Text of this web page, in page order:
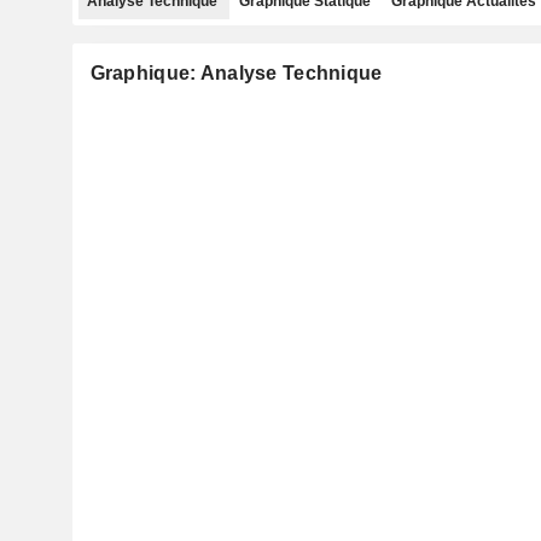
Graphique: Analyse Technique